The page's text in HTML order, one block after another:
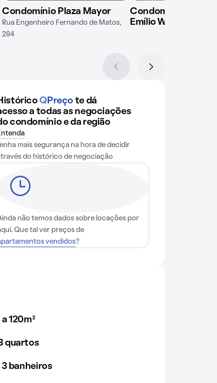
Condomínio Plaza Mayor
Rua Engenheiro Fernando de Matos,
284
Condomínio em
Emílio Winther, 281
QPreço te dá
a todas as negociações
condomínio e da região
Tenha mais segurança na hora de decidir
do histórico de negociação
não temos dados sobre locações por
Que tal ver preços de
vendidos?
120m²
quartos
banheiros